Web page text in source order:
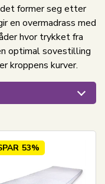
former seg etter
en overmadrass med
hvor trykket fra
optimal sovestilling
kroppens kurver.
53%